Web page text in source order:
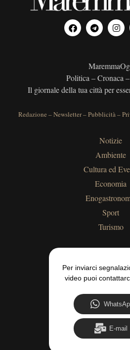
Politica – Cronaca
Il giornale della tua città per
Redazione –Newsletter–Pubblicità–
Notizie
Ambiente
Cultura ed
Economia
Sport
Turismo
Per inviarci
video puoi
E-mail